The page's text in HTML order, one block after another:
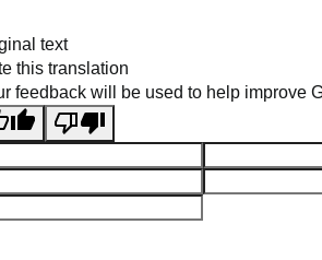
text
this translation
feedback will be used to help improve